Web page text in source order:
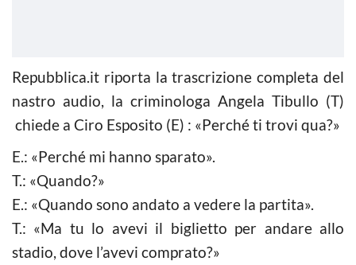
Repubblica.it riporta la trascrizione completa del
nastro audio, la criminologa Angela Tibullo (T)
chiede a Ciro Esposito (E) : «Perché ti trovi qua?»
E.: «Perché mi hanno sparato».
T.: «Quando?»
E.: «Quando sono andato a vedere la partita».
T.: «Ma tu lo avevi il biglietto per andare allo
stadio, dove l’avevi comprato?»